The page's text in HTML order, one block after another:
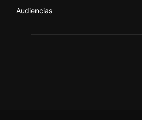
Audiencias